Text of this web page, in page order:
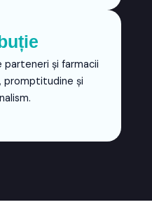
parteneri și farmacii
promptitudine și